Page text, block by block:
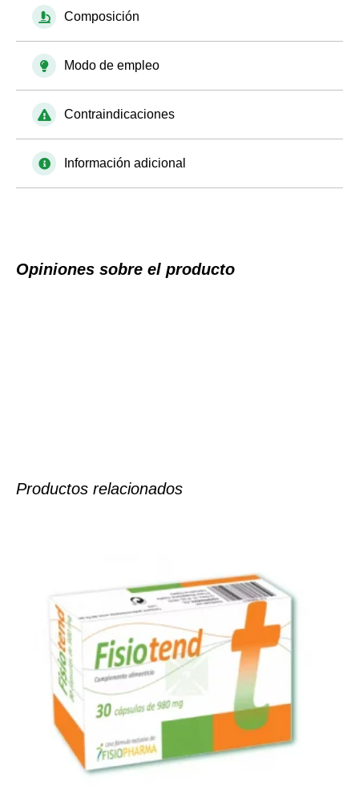
Composición
Modo de empleo
Contraindicaciones
Información adicional
Opiniones sobre el producto
Productos relacionados